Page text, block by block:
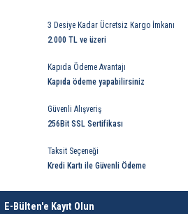
3 Desiye Kadar Ücretsiz Kargo İmkanı
2.000 TL ve üzeri
Kapıda Ödeme Avantajı
Kapıda ödeme yapabilirsiniz
Güvenli Alışveriş
256Bit SSL Sertifikası
Taksit Seçeneği
Kredi Kartı ile Güvenli Ödeme
E-Bülten'e Kayıt Olun